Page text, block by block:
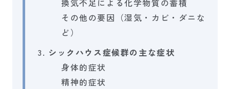
換気不足による化学物質の蓄積
その他の要因（湿気・カビ・ダニな
ど）
シックハウス症候群の主な症状
身体的症状
精神的症状